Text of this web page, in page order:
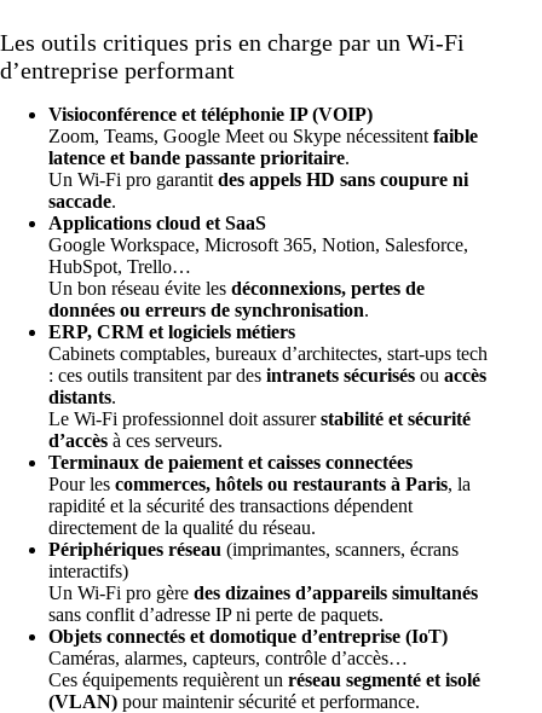
Les outils critiques pris en charge par un Wi-Fi
d’entreprise performant
Visioconférence et téléphonie IP (VOIP)
Zoom, Teams, Google Meet ou Skype nécessitent faible
latence et bande passante prioritaire.
Un Wi-Fi pro garantit des appels HD sans coupure ni
saccade.
Applications cloud et SaaS
Google Workspace, Microsoft 365, Notion, Salesforce,
HubSpot, Trello…
Un bon réseau évite les déconnexions, pertes de
données ou erreurs de synchronisation.
ERP, CRM et logiciels métiers
Cabinets comptables, bureaux d’architectes, start-ups tech
: ces outils transitent par des intranets sécurisés ou accès
distants.
Le Wi-Fi professionnel doit assurerstabilité et sécurité
d’accès à ces serveurs.
Terminaux de paiement et caisses connectées
Pour les commerces, hôtels ou restaurants à Paris, la
rapidité et la sécurité des transactions dépendent
directement de la qualité du réseau.
Périphériques réseau (imprimantes, scanners, écrans
interactifs)
Un Wi-Fi pro gère des dizaines d’appareils simultanés
sans conflit d’adresse IP ni perte de paquets.
Objets connectés et domotique d’entreprise (IoT)
Caméras, alarmes, capteurs, contrôle d’accès…
Ces équipements requièrent un réseau segmenté et isolé
(VLAN) pour maintenir sécurité et performance.